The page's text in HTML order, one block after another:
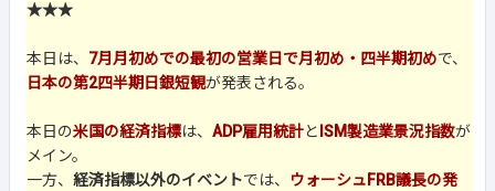
★★★
本日は、 7月月初めでの最初の営業日で月初め・四半期初めで、
日本の第2四半期日銀短観が発表される。
本日の米国の経済指標は、 ADP雇用統計と ISM製造業景況指数が
メイン。
一方、 経済指標以外のイベントでは、
ウォーシュFRB議長の発